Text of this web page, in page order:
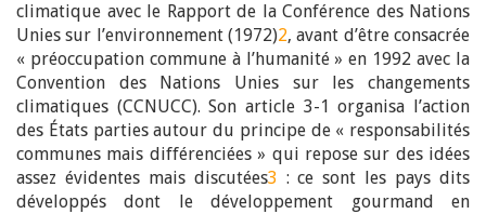
climatique avec le Rapport de la Conférence des Nations
Unies sur l’environnement (1972)2, avant d’être consacrée
« préoccupation commune à l’humanité » en 1992 avec la
Convention des Nations Unies sur les changements
climatiques (CCNUCC). Son article 3-1 organisa l’action
des États parties autour du principe de « responsabilités
communes mais différenciées » qui repose sur des idées
assez évidentes mais discutées3 : ce sont les pays dits
développés dont le développement gourmand en